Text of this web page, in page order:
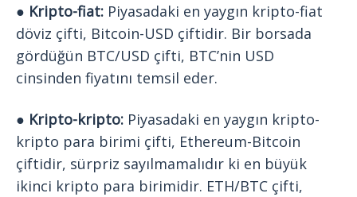
● Kripto-fiat: Piyasadaki en yaygın kripto-fiat
döviz çifti, Bitcoin-USD çiftidir. Bir borsada
gördüğün BTC/USD çifti, BTC’nin USD
cinsinden fiyatını temsil eder.
● Kripto-kripto: Piyasadaki en yaygın kripto-
kripto para birimi çifti, Ethereum-Bitcoin
çiftidir, sürpriz sayılmamalıdır ki en büyük
ikinci kripto para birimidir. ETH/BTC çifti,